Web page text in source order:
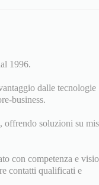
1996.
dalle tecnologie
business.
offrendo soluzioni su
con competenza e
contatti qualificati e